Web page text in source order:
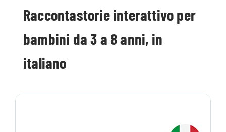
Raccontastorie interattivo per
bambini da 3 a 8 anni, in
italiano